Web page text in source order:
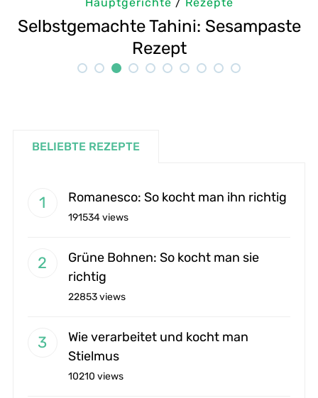
Selbstgemachte Tahini: Sesampaste
Rezept
BELIEBTE REZEPTE
Romanesco: So kocht man ihn richtig
191534 views
Grüne Bohnen: So kocht man sie
richtig
22853 views
Wie verarbeitet und kocht man
Stielmus
10210 views